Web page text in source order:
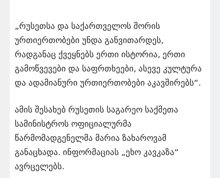
„რუსეთსა და საქართველოს შორის
ურთიერთობები უნდა განვითარდეს,
რადგანაც ქვეყნებს ერთი ისტორია, ერთი
გამოწვევები და საფრთხეები, ასევე კულტურა
და ადამიანური ურთიერთობები აკავშირებს“.
ამის შესახებ რუსეთის საგარეო საქმეთა
სამინისტროს ოფიციალურმა
წარმომადგენელმა მარია ზახაროვამ
განაცხადა. ინფორმაციას „ეხო კავკაზა“
ავრცელებს.